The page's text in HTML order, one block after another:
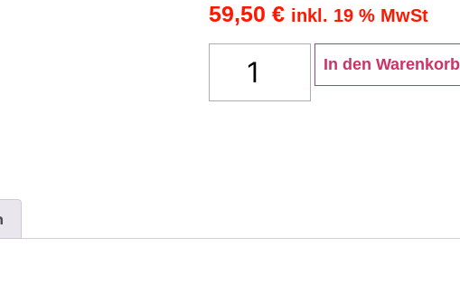
59,50 € inkl. 19 % MwSt
In den Warenkorb